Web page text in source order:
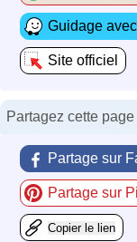
Guidage
Site officiel
Partagez cette
Partage sur
Partage sur
Copier le lien